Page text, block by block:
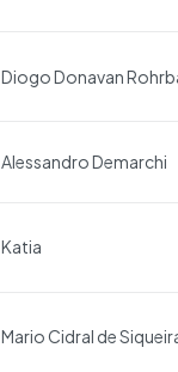
Diogo Donavan
Alessandro Demarchi
Katia
Mario Cidral de